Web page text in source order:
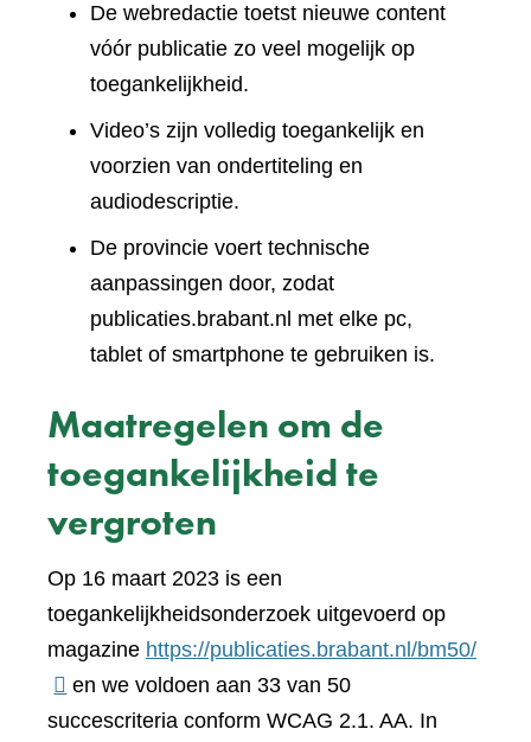
De webredactie toetst nieuwe content
vóór publicatie zo veel mogelijk op
toegankelijkheid.
Video’s zijn volledig toegankelijk en
voorzien van ondertiteling en
audiodescriptie.
De provincie voert technische
aanpassingen door, zodat
publicaties.brabant.nl met elke pc,
tablet of smartphone te gebruiken is.
Maatregelen om de
toegankelijkheid te
vergroten
Op 16 maart 2023 is een
toegankelijkheidsonderzoek uitgevoerd op
magazine https://publicaties.brabant.nl/bm50/
en we voldoen aan 33 van 50
succescriteria conform WCAG 2.1. AA. In